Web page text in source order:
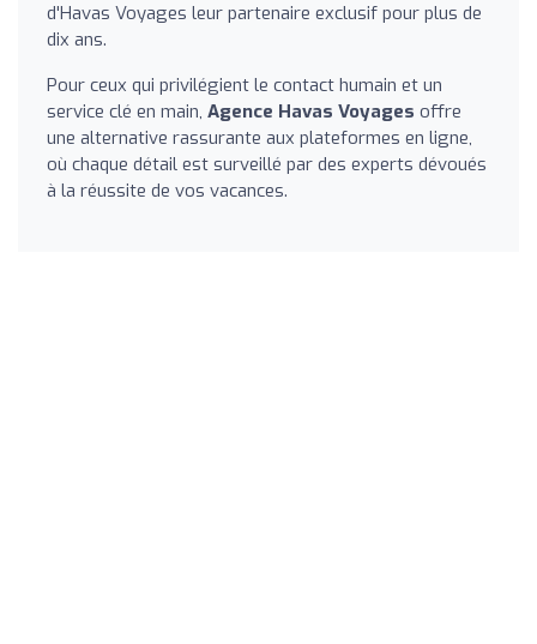
d'Havas Voyages leur partenaire exclusif pour plus de
dix ans.
Pour ceux qui privilégient le contact humain et un
service clé en main, Agence Havas Voyages offre
une alternative rassurante aux plateformes en ligne,
où chaque détail est surveillé par des experts dévoués
à la réussite de vos vacances.